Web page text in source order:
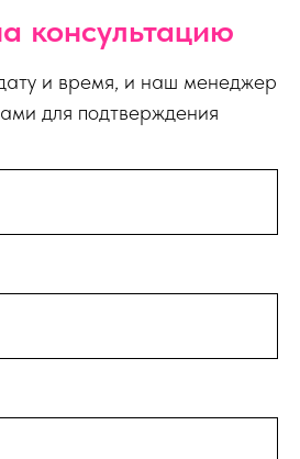
консультацию
и время, и наш менеджер
для подтверждения